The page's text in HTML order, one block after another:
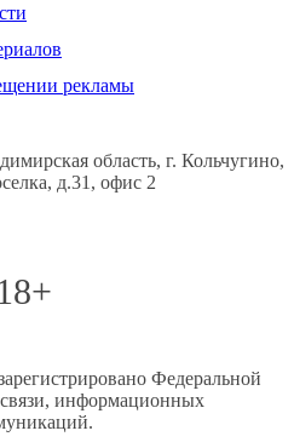
рекламы
область, г. Кольчугино,
д.31, офис 2
Федеральной
информационных